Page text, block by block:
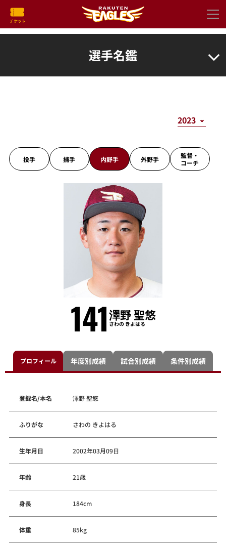
選手名鑑
投手 捕手 内野手 外野手
監督・
コーチ
141澤野 聖悠
さわの きよはる
プロフィール 年度別成績 試合別成績 条件別成績
登録名/本名 澤野 聖悠
ふりがな さわの きよはる
生年月日 2002年03月09日
年齢 21歳
身長 184cm
体重 85kg